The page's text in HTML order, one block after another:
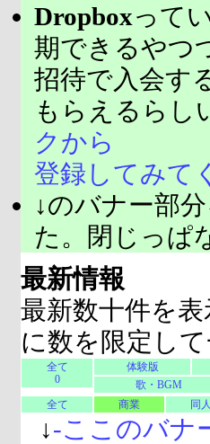
Dropboxって
期できるやつ
招待で入会す
もらえるらし
クから
登録してみて
↓のバナー部
た。閉じっぱ
最新情報
最新数十件を
に数を限定し
全て
0
体験版
歌・BGM
全て
商業 同人
↓-ここのバナ